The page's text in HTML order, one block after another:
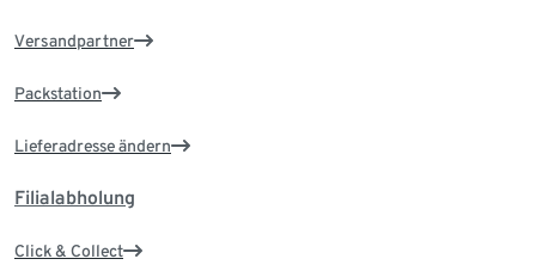
Versandpartner
Packstation
Lieferadresse ändern
Filialabholung
Click & Collect